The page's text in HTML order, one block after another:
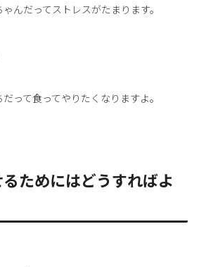
んだってストレスがたまります。
って食ってやりたくなりますよ。
ためにはどうすればよ